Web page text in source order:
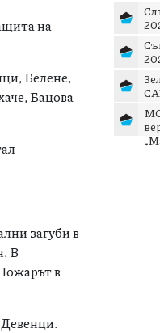
на
Белене,
Бацова
загуби в
В
в